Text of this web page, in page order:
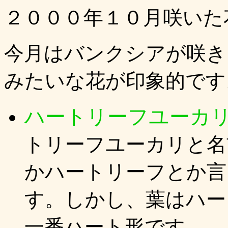
２０００年１０月咲い
今月はバンクシアが咲
みたいな花が印象的で
ハートリーフユー
トリーフユーカリと
かハートリーフとか
す。しかし、葉はハ